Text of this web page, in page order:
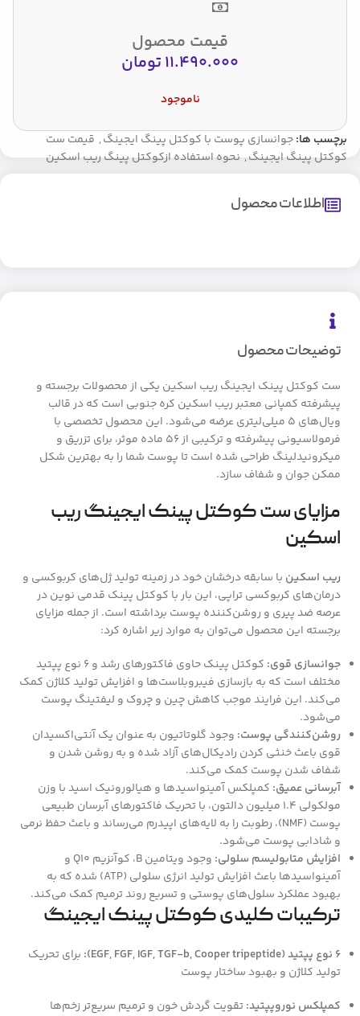
قیمت محصول
11.490.000تومان
ناموجود
برچسب ها:جوانسازی پوست با کوکتل پینگ ایجینگ, قیمت ست
کوکتل پینگ ایجینگ, نحوه استفاده ازکوکتل پینگ ریب اسکین
توضیحات محصول
ست کوکتل پینک ایجینگ ریب اسکین یکی از محصولات برجسته و
پیشرفته کمپانی معتبر ریب اسکین کره جنوبی است که در قالب
ویال‌های ۵ میلی‌لیتری عرضه می‌شود. این محصول تخصصی با
فرمولاسیونی پیشرفته و ترکیبی از ۵۶ ماده موثر، برای تزریق و
میکرونیدلینگ طراحی شده است تا پوست شما را به بهترین شکل
ممکن جوان و شفاف سازد.
مزایای ست کوکتل پینک ایجینگ ریب
اسکین
ریب اسکین با سابقه درخشان خود در زمینه تولید ژل‌های کربوکسی و
درمان‌های کربوکسی تراپی، این بار با کوکتل پینک قدمی نوین در
عرصه ضد پیری و روشن‌کننده پوست برداشته است. از جمله مزایای
برجسته این محصول می‌توان به موارد زیر اشاره کرد:
جوانسازی قوی:
کوکتل پینک حاوی فاکتورهای رشد و ۶ نوع پپتید
مختلف است که به بازسازی فیبروبلاست‌ها و افزایش تولید کلاژن کمک
می‌کند. این فرایند موجب کاهش چین و چروک و لیفتینگ پوست
می‌شود.
روشن‌کنندگی پوست: وجود گلوتاتیون به عنوان یک آنتی‌اکسیدان
قوی باعث خنثی کردن رادیکال‌های آزاد شده و به روشن شدن و
شفاف شدن پوست کمک می‌کند.
آبرسانی عمیق: کمپلکس آمینواسیدها و هیالورونیک اسید با وزن
مولکولی ۱.۴ میلیون دالتون، با تحریک فاکتورهای آبرسان طبیعی
پوست (NMF)، رطوبت را به لایه‌های اپیدرم می‌رساند و باعث حفظ نرمی
و شادابی پوست می‌شود.
افزایش متابولیسم سلولی:
وجود ویتامین B، کوآنزیم Q10 و
آمینواسیدها باعث افزایش تولید انرژی سلولی (ATP) شده که به
بهبود عملکرد سلول‌های پوستی و تسریع روند ترمیم کمک می‌کند.
ترکیبات کلیدی کوکتل پینک ایجینگ
۶ نوع پپتید (EGF, FGF, IGF, TGF-b, Cooper tripeptide):
برای تحریک
تولید کلاژن و بهبود ساختار پوست
کمپلکس نوروپپتید:تقویت گردش خون و ترمیم سریع‌تر زخم‌ها
اطلاعات محصول